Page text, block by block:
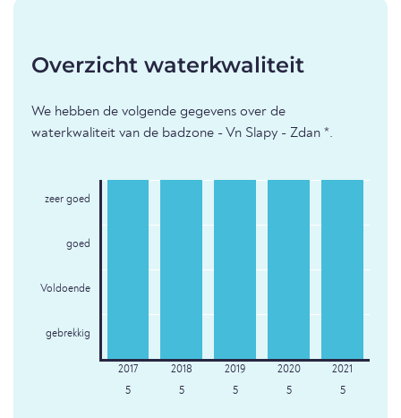
Overzicht waterkwaliteit
We hebben de volgende gegevens over de
waterkwaliteit van de badzone - Vn Slapy - Zdan *.
zeer goed
goed
Voldoende
gebrekkig
5 5 5 5 5